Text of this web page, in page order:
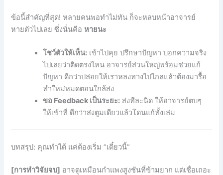
ข้อนี้สำคัญที่สุด! หลายคนพอทำไม่ทัน ก็จะหลบหน้าอาจารย์
หายตัวไปเลย ซึ่งนั่นคือ หายนะ
โชว์ตัวให้เห็น: เข้าไปคุย ปรึกษาปัญหา บอกความจริง
ไปเลยว่าติดตรงไหน อาจารย์ส่วนใหญ่พร้อมช่วยแก้
ปัญหา ดีกว่าปล่อยให้เราหลงทางไปไกลแล้วต้องมารื้อ
ทำใหม่หมดตอนใกล้ส่ง
ขอ Feedback เป็นระยะ: ส่งทีละนิด ให้อาจารย์ตบๆ
ให้เข้าที่ ดีกว่าส่งตูมเดียวแล้วโดนแก้ทั้งเล่ม
บทสรุป: คุณทำได้ แค่ต้องเริ่ม “เดี๋ยวนี้”
[การทำวิจัยจบ] อาจดูเหมือนกำแพงสูงชันที่ข้ามยาก แต่เชื่อเถอะ